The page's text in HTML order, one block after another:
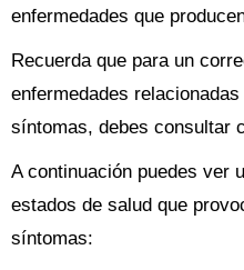
enfermedades que
Recuerda que para un
enfermedades
síntomas, debes consultar
A continuación puedes ver
estados de salud que
síntomas: